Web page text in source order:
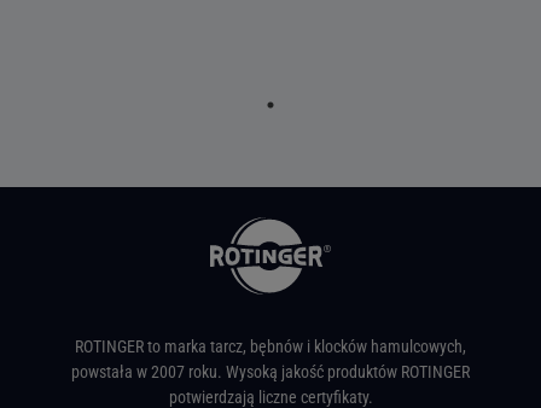
ROTINGER to marka tarcz, bębnów i klocków hamulcowych,
powstała w 2007 roku. Wysoką jakość produktów ROTINGER
potwierdzają liczne certyfikaty.